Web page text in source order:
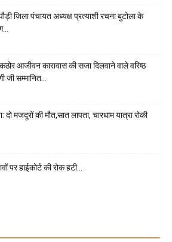
जिला पंचायत अध्यक्ष प्रत्याशी रचना बुटोला के
आजीवन कारावास की सजा दिलवाने वाले वरिष्ठ
जी सम्मानित…
दो मजदूरों की मौत,सात लापता, चारधाम यात्रा रोकी
पर हाईकोर्ट की रोक हटी…